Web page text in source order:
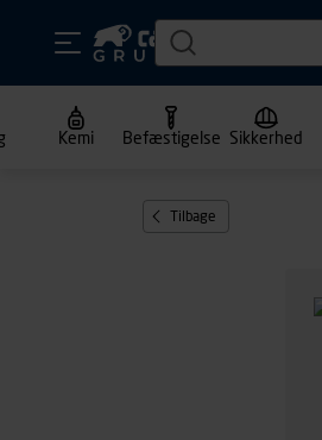
Kemi Befæstigelse Sikkerhed
Tilbage